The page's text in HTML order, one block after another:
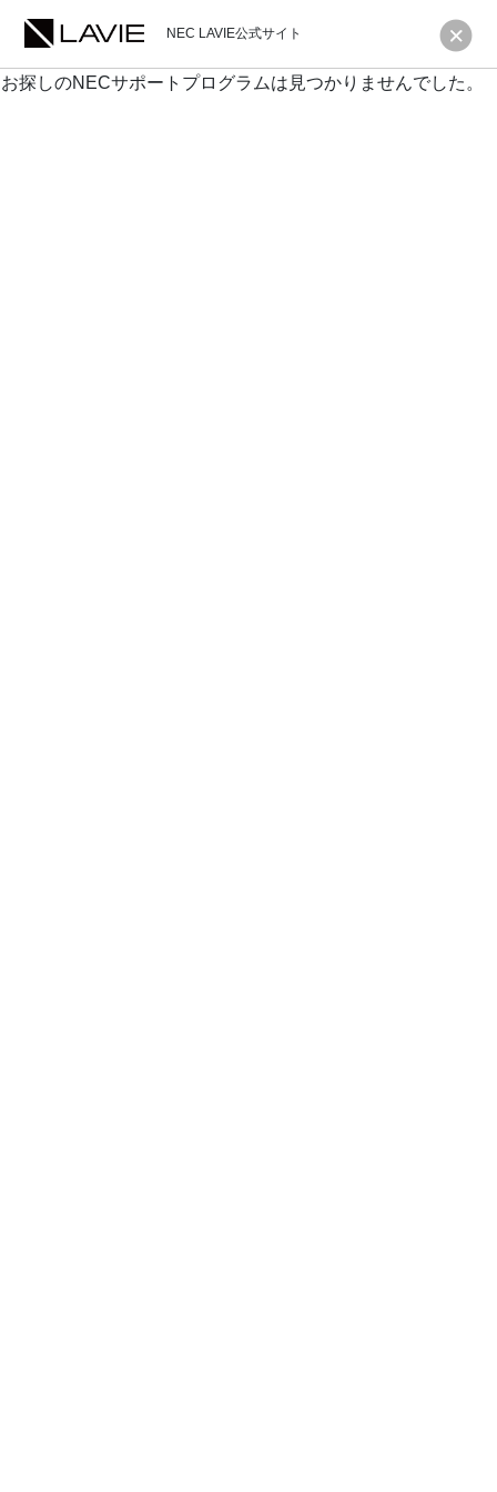
NEC LAVIE公式サイト
お探しのNECサポートプログラムは見つかりませんでした。